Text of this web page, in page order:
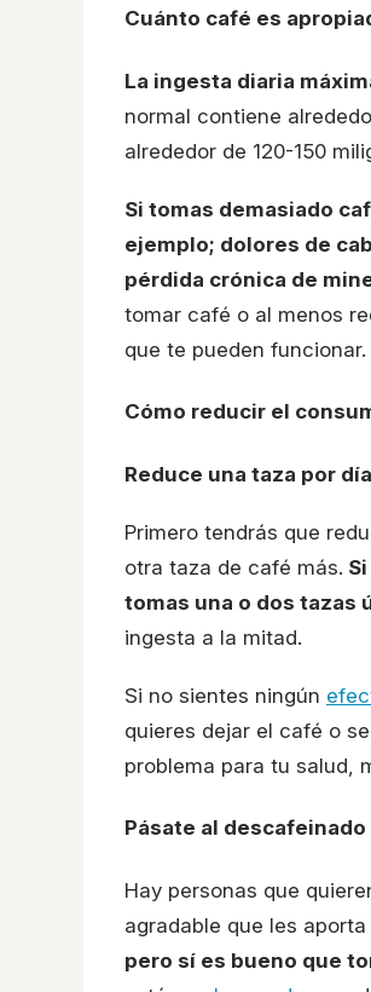
Cuánto café es
La ingesta diaria
normal contiene
alrededor de 120-150
Si tomas demasiado
ejemplo; dolores de
pérdida crónica de
tomar café o al menos
que te pueden funcionar.
Cómo reducir el
Reduce una taza por
Primero tendrás que
otra taza de café más.
tomas una o dos tazas
ingesta a la mitad.
Si no sientes ningún
quieres dejar el café o
problema para tu salud,
Pásate al descafeinado
Hay personas que
agradable que les
pero sí es bueno que